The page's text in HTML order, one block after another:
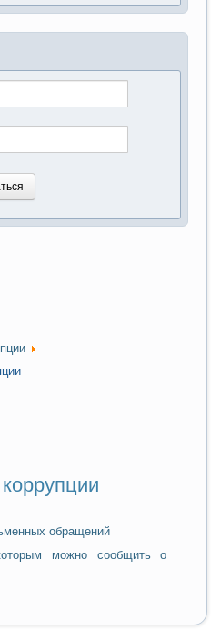
обращений
можно сообщить о